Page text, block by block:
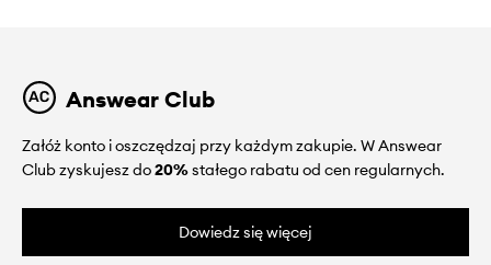
Answear Club
Załóż konto i oszczędzaj przy każdym zakupie. W Answear
Club zyskujesz do20%stałego rabatu od cen regularnych.
Dowiedz się więcej